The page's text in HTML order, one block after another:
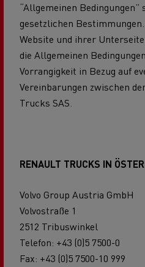
“Allgemeinen
gesetzlichen
Website und ihrer
die Allgemeinen
Vorrangigkeit in Bezug auf
Vereinbarungen zwischen
Trucks SAS.
RENAULT TRUCKS IN
Volvo Group Austria GmbH
Volvostraße 1
2512 Tribuswinkel
Telefon: +43 (0)5 7500-0
Fax: +43 (0)5 7500-10 999